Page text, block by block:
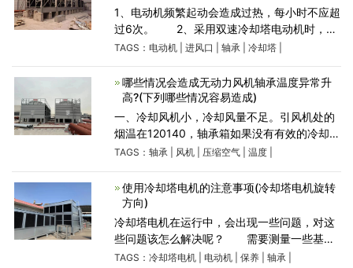
1、电动机频繁起动会造成过热，每小时不应超
过6次。 2、采用双速冷却塔电动机时，从
高速向低速转换时，应有15秒的延迟。
土，纤维等的阻碍。
TAGS： 电动机| 进风口 轴承 冷却塔|
哪些情况会造成无动力风机轴承温度异常升
高?(下列哪些情况容易造成)
一、冷却风机小，冷却风量不足。引风机处的
烟温在120140，轴承箱如果没有有效的冷却，
轴承温度会升高。简单且节约厂用电的解决方
低时可不开启压缩
TAGS： 轴承| 风机| 压缩空气| 温度|
使用冷却塔电机的注意事项(冷却塔电机旋转
方向)
冷却塔电机在运行中，会出现一些问题，对这
些问题该怎么解决呢？ 需要测量一些基础
预埋是否正确，这是在安装机器时需要注意的
TAGS： 冷却塔电机| 电动机| 保养| 轴承